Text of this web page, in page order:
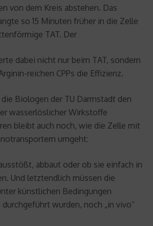
von dem Kreis abstehen. Das
so 15 Minuten früher in die Zelle
TAT. Der
dabei nicht nur beim TAT, sondern
reichen CPPs die Effizienz.
Biologen der TU Darmstadt den
wasserlöslicher Wirkstoffe
bleibt auch noch, wie die Zelle mit
umgeht:
abbaut oder ob sie einfach in
Und letztendlich müssen die
künstlichen Bedingungen
wurden, noch „in vivo“